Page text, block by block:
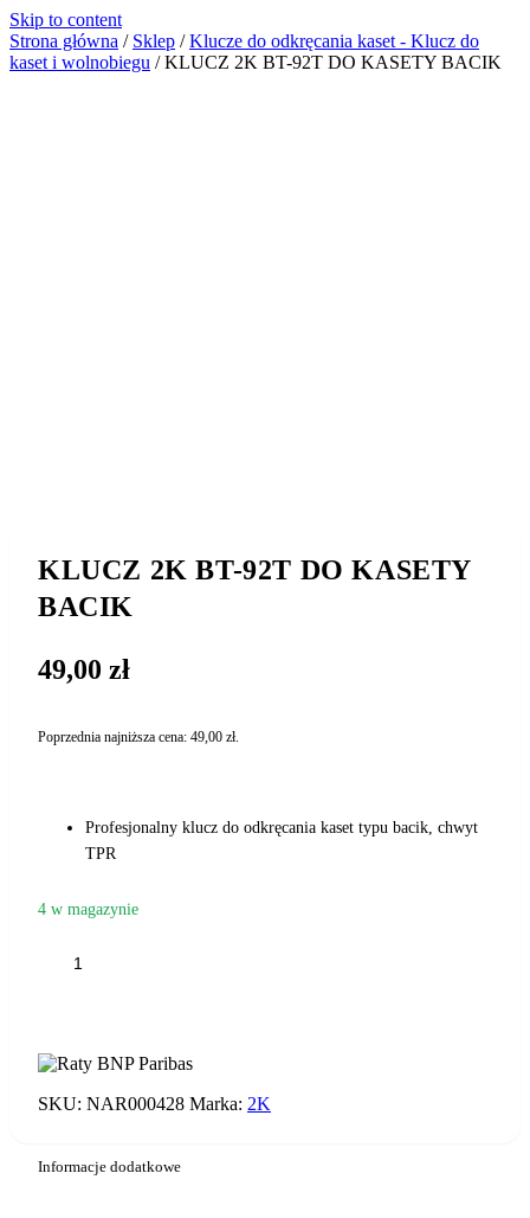
Skip to content
Strona główna / Sklep / Klucze do odkręcania kaset - Klucz do
kaset i wolnobiegu / KLUCZ 2K BT-92T DO KASETY BACIK
KLUCZ 2K BT-92T DO KASETY
BACIK
49,00 zł
Poprzednia najniższa cena: 49,00 zł.
Profesjonalny klucz do odkręcania kaset typu bacik, chwyt
TPR
4 w magazynie
92T
DO
KASETY
SKU: NAR000428 Marka: 2K
Informacje dodatkowe